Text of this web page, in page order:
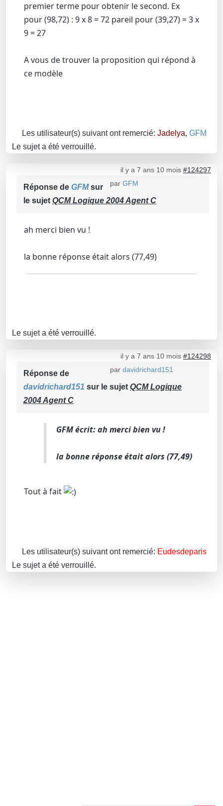
premier terme pour obtenir le second. Ex
pour (98,72) : 9 x 8 = 72 pareil pour (39,27) = 3 x
9 = 27
A vous de trouver la proposition qui répond à
ce modèle
Les utilisateur(s) suivant ont remercié: Jadelya, GFM
Le sujet a été verrouillé.
il y a 7 ans 10 mois #124297
par GFM
Réponse de GFMsur
le sujet QCM Logique 2004 Agent C
ah merci bien vu !
la bonne réponse était alors (77,49)
Le sujet a été verrouillé.
il y a 7 ans 10 mois #124298
par davidrichard151
Réponse de
davidrichard151 sur le sujet QCM Logique
2004 Agent C
GFM écrit: ah merci bien vu !
la bonne réponse était alors (77,49)
Tout à fait
Les utilisateur(s) suivant ont remercié: Eudesdeparis
Le sujet a été verrouillé.